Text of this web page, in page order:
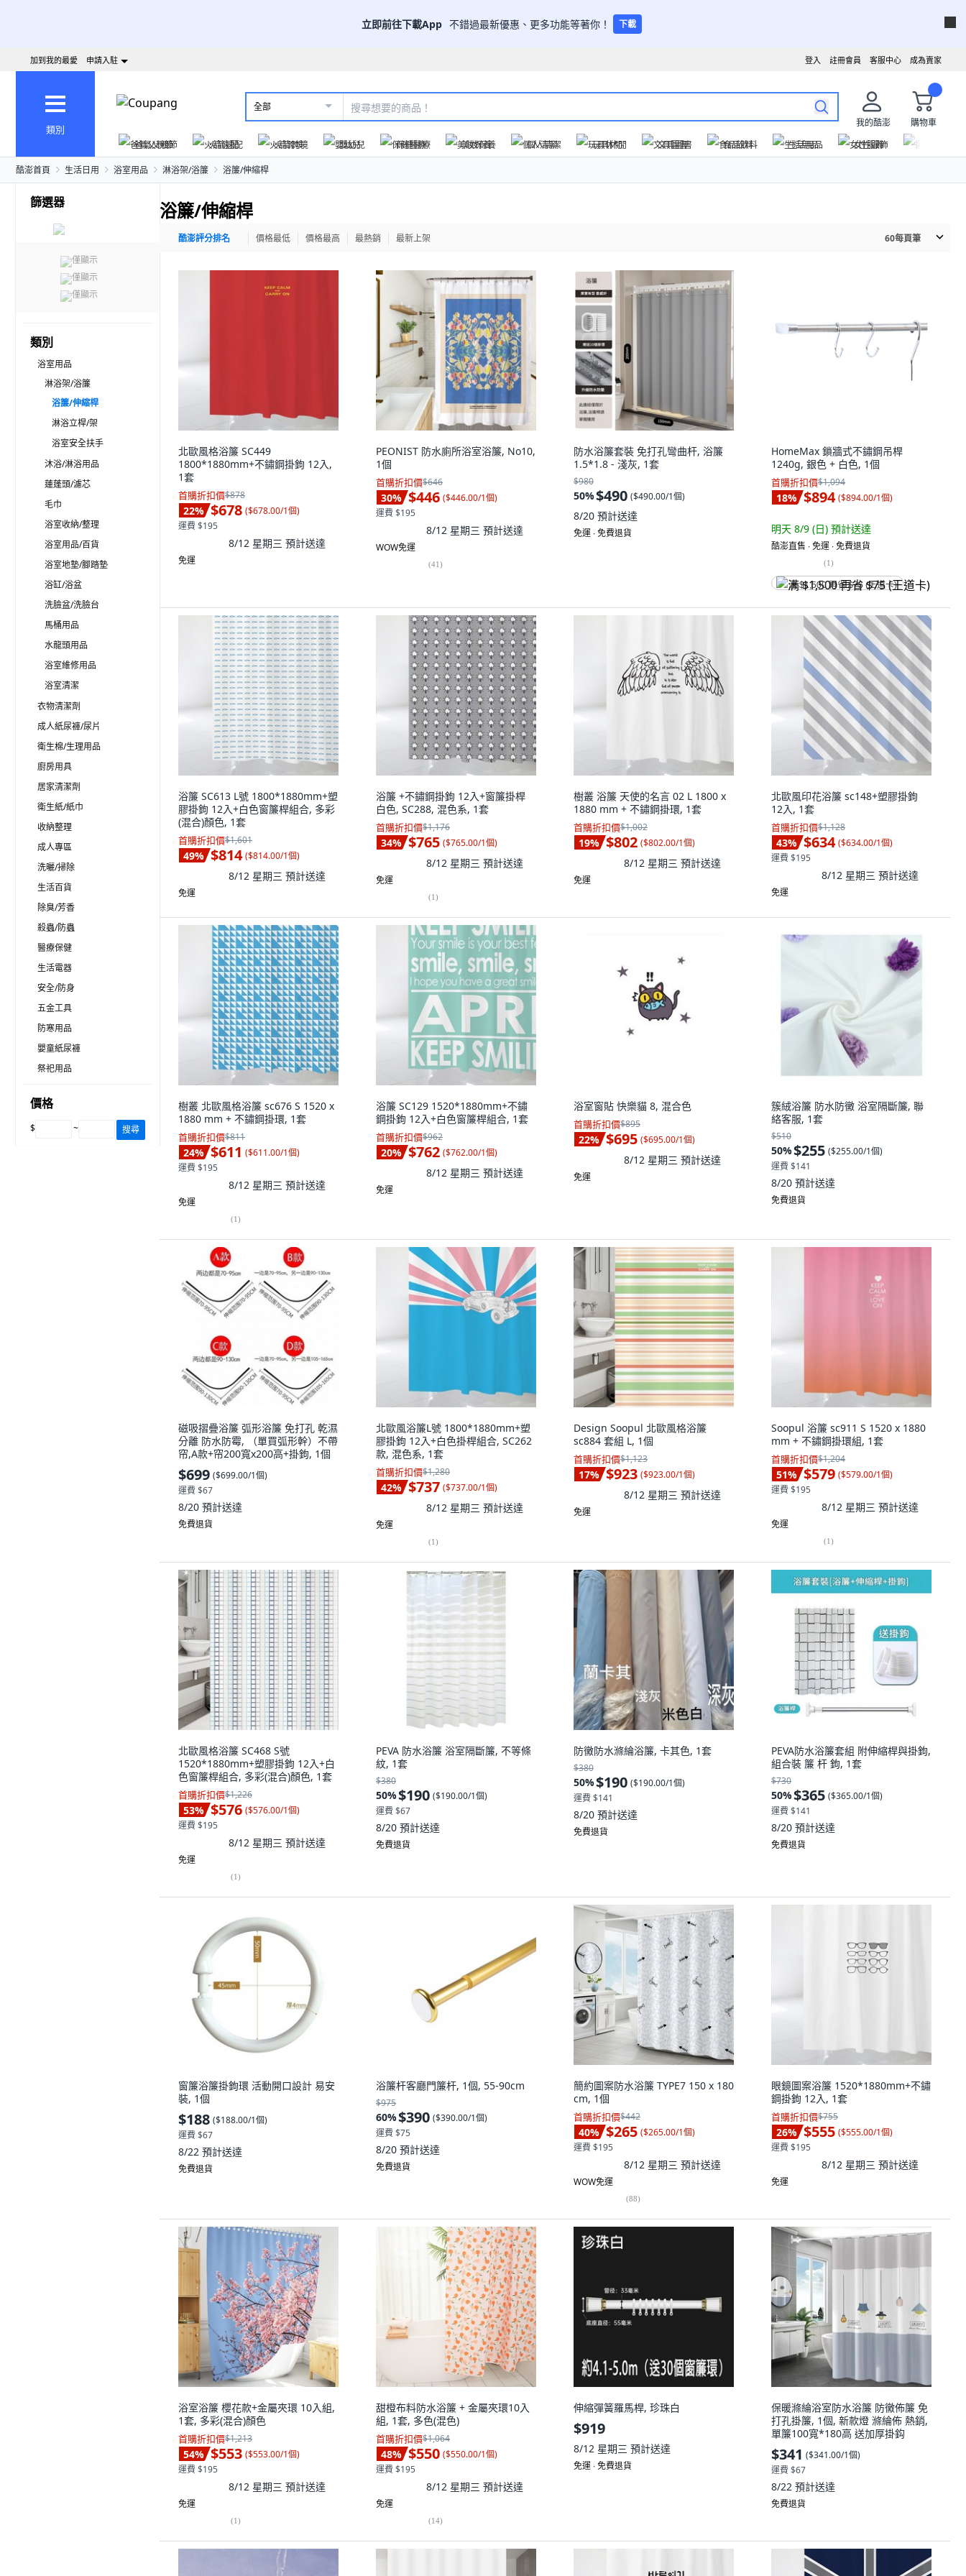
立即前往下載App 不錯過最新優惠、更多功能等著你！ 下載
成為賣家
客服中心
註冊會員
登入
加到我的最愛 申請入駐
類別
全部
我的酷澎
購物車
爸氣父親節
火箭速配 火箭跨境 嬰幼兒 保健醫療 美妝保養 個人清潔 玩具休閒 文具圖書 食品飲料 生活用品 女性服飾
酷澎首頁 生活日用 浴室用品 淋浴架/浴簾 浴簾/伸縮桿
篩選器
僅顯示
僅顯示
僅顯示
類別
浴室用品
淋浴架/浴簾
浴簾/伸縮桿
淋浴立桿/架
浴室安全扶手
沐浴/淋浴用品
蓮蓬頭/濾芯
毛巾
浴室收納/整理
浴室用品/百貨
浴室地墊/腳踏墊
浴缸/浴盆
洗臉盆/洗臉台
馬桶用品
水龍頭用品
浴室維修用品
浴室清潔
衣物清潔劑
成人紙尿褲/尿片
衛生棉/生理用品
廚房用具
居家清潔劑
衛生紙/紙巾
收納整理
成人專區
洗曬/掃除
生活百貨
除臭/芳香
殺蟲/防蟲
醫療保健
生活電器
安全/防身
五金工具
防寒用品
嬰童紙尿褲
祭祀用品
價格
$ ~ 搜尋
浴簾/伸縮桿
酷澎評分排名 價格最低 價格最高 最熱銷 最新上架 60每頁筆
北歐風格浴簾 SC449
1800*1880mm+不鏽鋼掛鉤 12入,
1套
首購折扣價$878
22% $678 ($678.00/1個)
運費 $195
8/12 星期三 預計送達
免運
PEONIST 防水廁所浴室浴簾, No10,
1個
首購折扣價$646
30% $446 ($446.00/1個)
運費 $195
8/12 星期三 預計送達
WOW免運
(41)
防水浴簾套裝 免打孔彎曲杆, 浴簾
1.5*1.8 - 淺灰, 1套
$980
50%$490 ($490.00/1個)
8/20 預計送達
免運 ∙ 免費退貨
HomeMax 鎖牆式不鏽鋼吊桿
1240g, 銀色 + 白色, 1個
首購折扣價$1,094
18% $894 ($894.00/1個)
明天 8/9 (日) 預計送達
酷澎直售 ∙ 免運 ∙ 免費退貨
(1)
满 $1,500 再省 $75 (王道卡)
浴簾 SC613 L號 1800*1880mm+塑
膠掛鉤 12入+白色窗簾桿組合, 多彩
(混合)顏色, 1套
首購折扣價$1,601
49% $814 ($814.00/1個)
8/12 星期三 預計送達
免運
浴簾 +不鏽鋼掛鉤 12入+窗簾掛桿
白色, SC288, 混色系, 1套
首購折扣價$1,176
34% $765 ($765.00/1個)
8/12 星期三 預計送達
免運
(1)
樹叢 浴簾 天使的名言 02 L 1800 x
1880 mm + 不鏽鋼掛環, 1套
首購折扣價$1,002
19% $802 ($802.00/1個)
8/12 星期三 預計送達
免運
北歐風印花浴簾 sc148+塑膠掛鉤
12入, 1套
首購折扣價$1,128
43% $634 ($634.00/1個)
運費 $195
8/12 星期三 預計送達
免運
樹叢 北歐風格浴簾 sc676 S 1520 x
1880 mm + 不鏽鋼掛環, 1套
首購折扣價$811
24% $611 ($611.00/1個)
運費 $195
8/12 星期三 預計送達
免運
(1)
浴簾 SC129 1520*1880mm+不鏽
鋼掛鉤 12入+白色窗簾桿組合, 1套
首購折扣價$962
20% $762 ($762.00/1個)
8/12 星期三 預計送達
免運
浴室窗貼 快樂貓 8, 混合色
首購折扣價$895
22% $695 ($695.00/1個)
8/12 星期三 預計送達
免運
簇絨浴簾 防水防黴 浴室隔斷簾, 聯
絡客服, 1套
$510
50%$255 ($255.00/1個)
運費 $141
8/20 預計送達
免費退貨
磁吸摺疊浴簾 弧形浴簾 免打孔 乾濕
分離 防水防霉, （單買弧形幹）不帶
帘,A款+帘200寬x200高+掛鉤, 1個
$699 ($699.00/1個)
運費 $67
8/20 預計送達
免費退貨
北歐風浴簾L號 1800*1880mm+塑
膠掛鉤 12入+白色掛桿組合, SC262
款, 混色系, 1套
首購折扣價$1,280
42% $737 ($737.00/1個)
8/12 星期三 預計送達
免運
(1)
Design Soopul 北歐風格浴簾
sc884 套組 L, 1個
首購折扣價$1,123
17% $923 ($923.00/1個)
8/12 星期三 預計送達
免運
Soopul 浴簾 sc911 S 1520 x 1880
mm + 不鏽鋼掛環組, 1套
首購折扣價$1,204
51% $579 ($579.00/1個)
運費 $195
8/12 星期三 預計送達
免運
(1)
北歐風格浴簾 SC468 S號
1520*1880mm+塑膠掛鉤 12入+白
色窗簾桿組合, 多彩(混合)顏色, 1套
首購折扣價$1,226
53% $576 ($576.00/1個)
運費 $195
8/12 星期三 預計送達
免運
(1)
PEVA 防水浴簾 浴室隔斷簾, 不等條
紋, 1套
$380
50%$190 ($190.00/1個)
運費 $67
8/20 預計送達
免費退貨
防黴防水滌綸浴簾, 卡其色, 1套
$380
50%$190 ($190.00/1個)
運費 $141
8/20 預計送達
免費退貨
PEVA防水浴簾套組 附伸縮桿與掛鉤,
組合裝 簾 杆 鉤, 1套
$730
50%$365 ($365.00/1個)
運費 $141
8/20 預計送達
免費退貨
窗簾浴簾掛鉤環 活動開口設計 易安
裝, 1個
$188 ($188.00/1個)
運費 $67
8/22 預計送達
免費退貨
浴簾杆客廳門簾杆, 1個, 55-90cm
$975
60%$390 ($390.00/1個)
運費 $75
8/20 預計送達
免費退貨
簡約圖案防水浴簾 TYPE7 150 x 180
cm, 1個
首購折扣價$442
40% $265 ($265.00/1個)
運費 $195
8/12 星期三 預計送達
WOW免運
(88)
眼鏡圖案浴簾 1520*1880mm+不鏽
鋼掛鉤 12入, 1套
首購折扣價$755
26% $555 ($555.00/1個)
運費 $195
8/12 星期三 預計送達
免運
浴室浴簾 櫻花款+金屬夾環 10入組,
1套, 多彩(混合)顏色
首購折扣價$1,213
54% $553 ($553.00/1個)
運費 $195
8/12 星期三 預計送達
免運
(1)
甜橙布料防水浴簾 + 金屬夾環10入
組, 1套, 多色(混色)
首購折扣價$1,064
48% $550 ($550.00/1個)
運費 $195
8/12 星期三 預計送達
免運
(14)
伸縮彈簧羅馬桿, 珍珠白
$919
8/12 星期三 預計送達
免運 ∙ 免費退貨
保暖滌綸浴室防水浴簾 防黴佈簾 免
打孔掛簾, 1個, 新款燈 滌綸佈 熱銷,
單簾100寬*180高 送加厚掛鈎
$341 ($341.00/1個)
運費 $67
8/22 預計送達
免費退貨